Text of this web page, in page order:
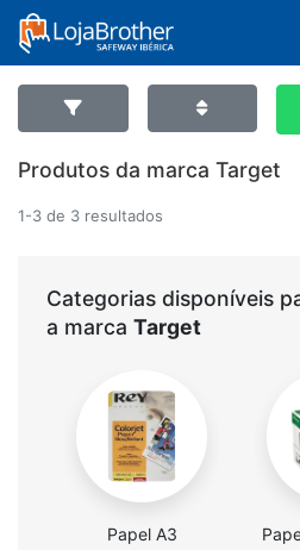
Produtos da marca Target
1-3 de 3 resultados
Categorias disponíveis
a marca Target
Papel A3